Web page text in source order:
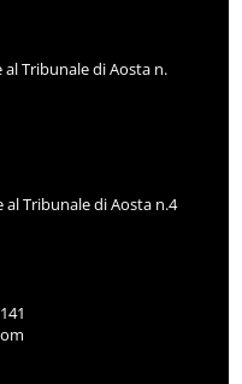
Tribunale di Aosta n.
Tribunale di Aosta n.4